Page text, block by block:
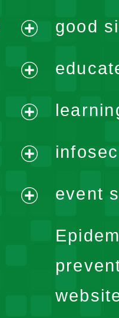
menu
menu
menu
menu
menu
good
event